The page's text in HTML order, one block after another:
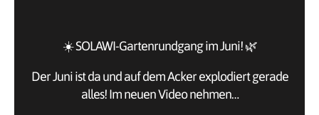
☀️ SOLAWI-Gartenrundgang im Juni! 🌿
Der Juni ist da und auf dem Acker explodiert gerade
alles! Im neuen Video nehmen…